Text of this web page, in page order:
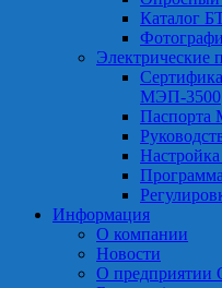
Каталог
МЭП-3500
Информация
О компании
Новости
О предприятии